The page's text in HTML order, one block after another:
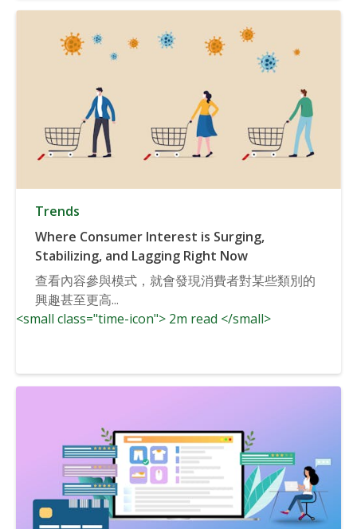
Trends
Where Consumer Interest is Surging,
Stabilizing, and Lagging Right Now
查看內容參與模式，就會發現消費者對某些類別的
興趣甚至更高...
<small class="time-icon"> 2m read </small>